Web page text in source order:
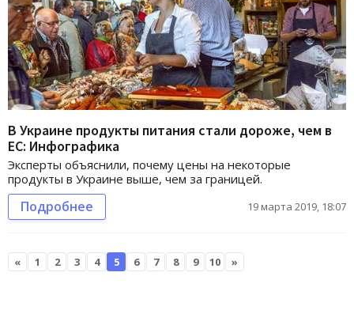
В Украине продукты питания стали дороже, чем в
ЕС: Инфографика
Эксперты объяснили, почему цены на некоторые
продукты в Украине выше, чем за границей.
Подробнее 19 марта 2019, 18:07
« 1 2 3 4 5 6 7 8 9 10 »